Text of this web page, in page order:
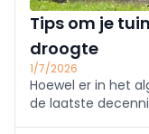
Tips om je
droogte
1/7/2026
Hoewel er in het
de laatste